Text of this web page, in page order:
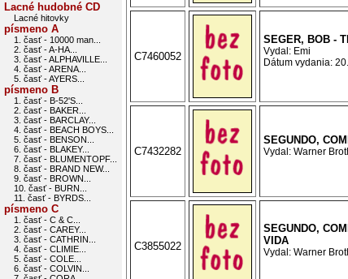
Lacné hudobné CD
Lacné hitovky
písmeno A
1. časť - 10000 man...
2. časť - A-HA...
3. časť - ALPHAVILLE...
4. časť - ARENA...
5. časť - AYERS...
písmeno B
1. časť - B-52'S...
2. časť - BAKER...
3. časť - BARCLAY...
4. časť - BEACH BOYS...
5. časť - BENSON...
6. časť - BLAKEY...
7. časť - BLUMENTOPF...
8. časť - BRAND NEW...
9. časť - BROWN...
10. časť - BURN...
11. časť - BYRDS...
písmeno C
1. časť - C & C...
2. časť - CAREY...
3. časť - CATHRIN...
4. časť - CLIMIE...
5. časť - COLE...
6. časť - COLVIN...
C7460052
SEGER, BOB -
Vydal: Emi
Dátum vydania:
C7432282
SEGUNDO,
Vydal: Warner
C3855022
SEGUNDO,
VIDA
Vydal: Warner